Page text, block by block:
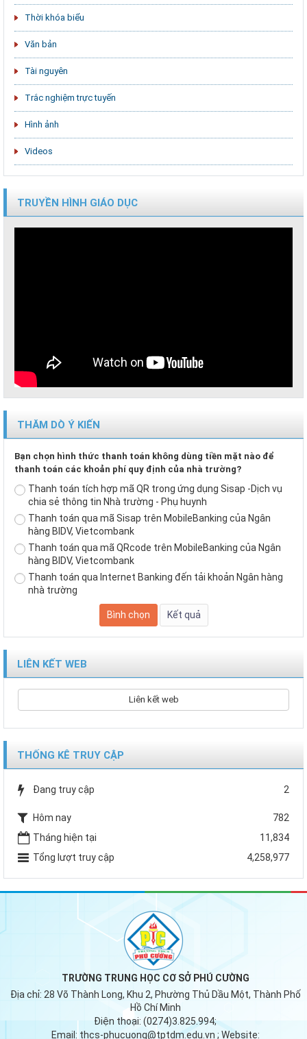
Thời khóa biểu
Văn bản
Tài nguyên
Trắc nghiệm trực tuyến
Hình ảnh
Videos
TRUYỀN HÌNH GIÁO DỤC
THĂM DÒ Ý KIẾN
Bạn chọn hình thức thanh toán không dùng tiền mặt nào để
thanh toán các khoản phí quy định của nhà trường?
Thanh toán tích hợp mã QR trong ứng dụng Sisap -Dịch vụ
chia sẻ thông tin Nhà trường - Phụ huynh
Thanh toán qua mã Sisap trên MobileBanking của Ngân
hàng BIDV, Vietcombank
Thanh toán qua mã QRcode trên MobileBanking của Ngân
hàng BIDV, Vietcombank
Thanh toán qua Internet Banking đến tải khoản Ngân hàng
nhà trường
LIÊN KẾT WEB
Liên kết web
THỐNG KÊ TRUY CẬP
Đang truy cập 2
Hôm nay
782
Tháng hiện tại
11,834
Tổng lượt truy cập
4,258,977
TRƯỜNG TRUNG HỌC CƠ SỞ PHÚ CƯỜNG
Địa chỉ: 28 Võ Thành Long, Khu 2, Phường Thủ Dầu Một, Thành Phố
Hồ Chí Minh
Điện thoại: (0274)3.825.994;
Email: thcs-phucuong@tptdm.edu.vn ; Website: